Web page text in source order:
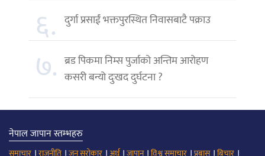
६. दुर्गा प्रसाईं भक्तपुरस्थित निवासबाटै पक्राउ
७. ब्रड पिकमा निम्स पुर्जाको अन्तिम आरोहण
कसरी बन्यो दुःखद दुर्घटना ?
नेपाल जापान स्तम्भहरु
समाचार राजनीति जन सरोकार अर्थ जापान विश्व समाचार प्रबास बिचार